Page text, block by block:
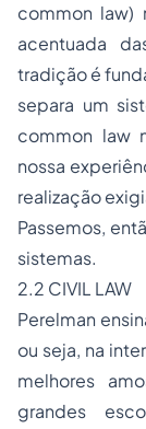
common law)
acentuada
tradição é
separa um
common law
nossa
realização
Passemos,
sistemas.
2.2 CIVIL LAW
Perelman
ou seja, na
melhores
grandes